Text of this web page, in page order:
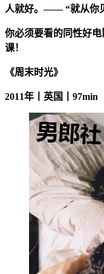
人就好。—— “就从你
你必须要看的同性好
课！
《周末时光》
2011年丨英国丨97min